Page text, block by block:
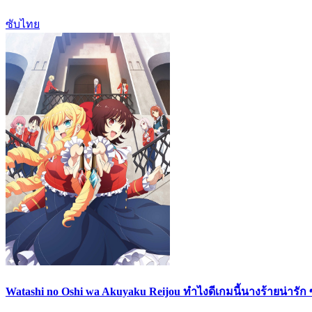
ซับไทย
Watashi no Oshi wa Akuyaku Reijou ทำไงดีเกมนี้นางร้ายน่ารัก